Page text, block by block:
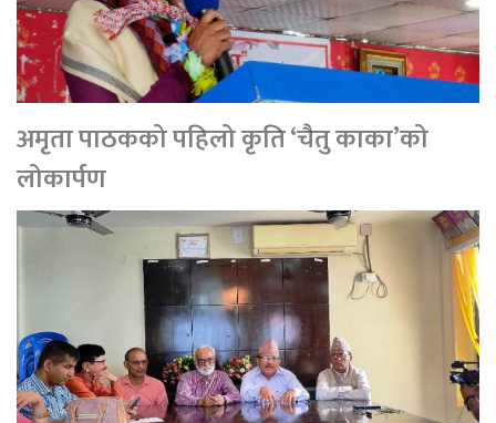
अमृता पाठकको पहिलो कृति ‘चैतु काका’को
लोकार्पण